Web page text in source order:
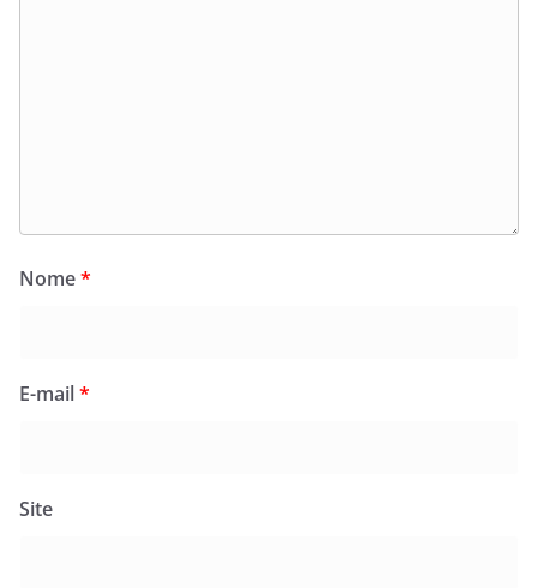
Nome*
E-mail*
Site